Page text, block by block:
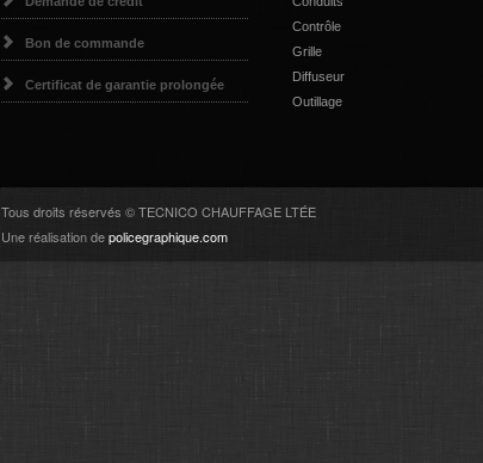
Bon de commande
Certificat de garantie prolongée
Contrôle
Grille
Diffuseur
Outillage
Tous droits réservés © TECNICO CHAUFFAGE LTÉE
Une réalisation depolicegraphique.com